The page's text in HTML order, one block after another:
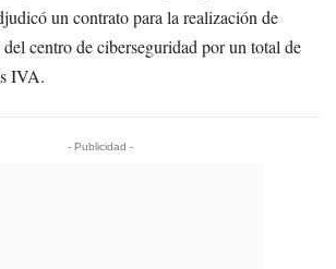
un contrato para la realización de
centro de ciberseguridad por un total de
IVA.
- Publicidad -